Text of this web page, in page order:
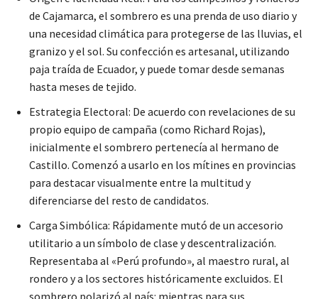
de Cajamarca, el sombrero es una prenda de uso diario y
una necesidad climática para protegerse de las lluvias, el
granizo y el sol. Su confección es artesanal, utilizando
paja traída de Ecuador, y puede tomar desde semanas
hasta meses de tejido.
Estrategia Electoral: De acuerdo con revelaciones de su
propio equipo de campaña (como Richard Rojas),
inicialmente el sombrero pertenecía al hermano de
Castillo. Comenzó a usarlo en los mítines en provincias
para destacar visualmente entre la multitud y
diferenciarse del resto de candidatos.
Carga Simbólica: Rápidamente mutó de un accesorio
utilitario a un símbolo de clase y descentralización.
Representaba al «Perú profundo», al maestro rural, al
rondero y a los sectores históricamente excluidos. El
sombrero polarizó al país: mientras para sus